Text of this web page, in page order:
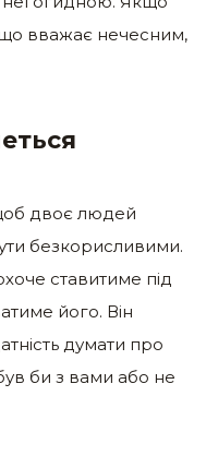
вважає нечесним,
двоє людей
безкорисливими.
ставитиме під
його. Він
думати про
би з вами або не